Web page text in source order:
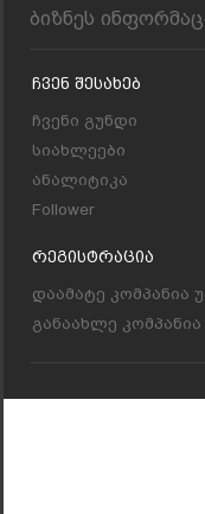
ბიზნეს
Ჩვენ Შესახებ
ჩვენი გუნდი
სიახლეები
ანალიტიკა
Follower
Რეგისტრაცია
დაამატე კომპანია
განაახლე კომპანია